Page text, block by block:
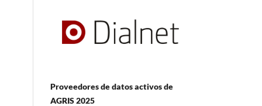
Proveedores de datos activos de
AGRIS 2025